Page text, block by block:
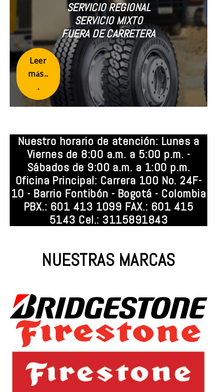
SERVICIO REGIONAL
SERVICIO MIXTO
FUERA DE CARRETERA
Leer
más..
.
Nuestro horario de atención: Lunes a
Viernes de 8:00 a.m. a 5:00 p.m. -
Sábados de 9:00 a.m. a 1:00 p.m.
Oficina Principal: Carrera 100 No. 24F-
10 - Barrio Fontibón - Bogotá - Colombia
PBX.: 601 413 1099 FAX.: 601 415
5143 Cel.: 3115891843
NUESTRAS MARCAS